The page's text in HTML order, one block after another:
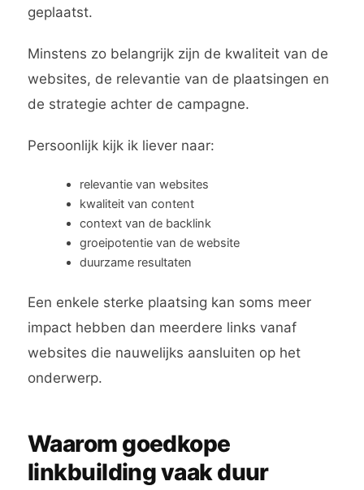
geplaatst.
Minstens zo belangrijk zijn de kwaliteit van de
websites, de relevantie van de plaatsingen en
de strategie achter de campagne.
Persoonlijk kijk ik liever naar:
relevantie van websites
kwaliteit van content
context van de backlink
groeipotentie van de website
duurzame resultaten
Een enkele sterke plaatsing kan soms meer
impact hebben dan meerdere links vanaf
websites die nauwelijks aansluiten op het
onderwerp.
Waarom goedkope
linkbuilding vaak duur